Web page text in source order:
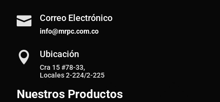
 Correo Electrónico
info@mrpc.com.co
 Ubicación
Cra 15 #78-33,
Locales 2-224/2-225
Nuestros Productos